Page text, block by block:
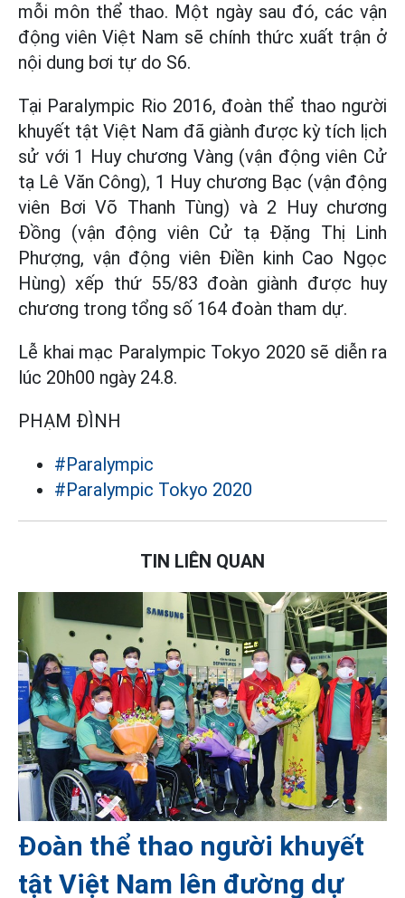
mỗi môn thể thao. Một ngày sau đó, các vận
động viên Việt Nam sẽ chính thức xuất trận ở
nội dung bơi tự do S6.
Tại Paralympic Rio 2016, đoàn thể thao người
khuyết tật Việt Nam đã giành được kỳ tích lịch
sử với 1 Huy chương Vàng (vận động viên Cử
tạ Lê Văn Công), 1 Huy chương Bạc (vận động
viên Bơi Võ Thanh Tùng) và 2 Huy chương
Đồng (vận động viên Cử tạ Đặng Thị Linh
Phượng, vận động viên Điền kinh Cao Ngọc
Hùng) xếp thứ 55/83 đoàn giành được huy
chương trong tổng số 164 đoàn tham dự.
Lễ khai mạc Paralympic Tokyo 2020 sẽ diễn ra
lúc 20h00 ngày 24.8.
PHẠM ĐÌNH
#Paralympic
#Paralympic Tokyo 2020
TIN LIÊN QUAN
Đoàn thể thao người khuyết
tật Việt Nam lên đường dự